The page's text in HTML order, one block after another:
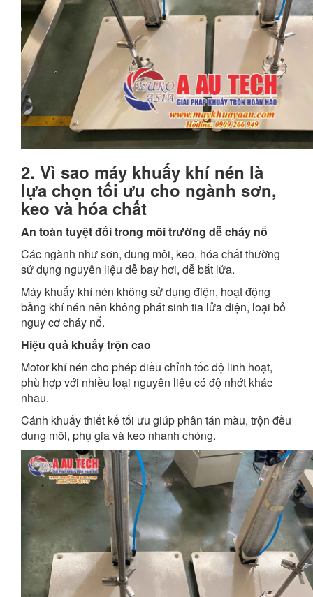
2. Vì sao máy khuấy khí nén là
lựa chọn tối ưu cho ngành sơn,
keo và hóa chất
An toàn tuyệt đối trong môi trường dễ cháy nổ
Các ngành như sơn, dung môi, keo, hóa chất thường
sử dụng nguyên liệu dễ bay hơi, dễ bắt lửa.
Máy khuấy khí nén không sử dụng điện, hoạt động
bằng khí nén nên không phát sinh tia lửa điện, loại bỏ
nguy cơ cháy nổ.
Hiệu quả khuấy trộn cao
Motor khí nén cho phép điều chỉnh tốc độ linh hoạt,
phù hợp với nhiều loại nguyên liệu có độ nhớt khác
nhau.
Cánh khuấy thiết kế tối ưu giúp phân tán màu, trộn đều
dung môi, phụ gia và keo nhanh chóng.